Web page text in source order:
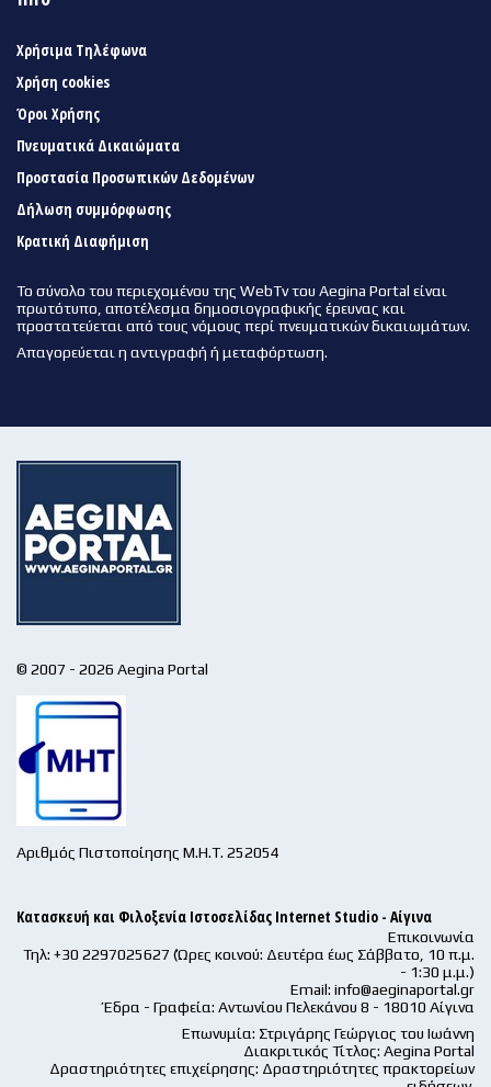
Χρήσιμα Τηλέφωνα
Χρήση cookies
Όροι Χρήσης
Πνευματικά Δικαιώματα
Προστασία Προσωπικών Δεδομένων
Δήλωση συμμόρφωσης
Κρατική Διαφήμιση
Το σύνολο του περιεχομένου της WebTv του Aegina Portal είναι
πρωτότυπο, αποτέλεσμα δημοσιογραφικής έρευνας και
προστατεύεται από τους νόμους περί πνευματικών δικαιωμάτων.
Απαγορεύεται η αντιγραφή ή μεταφόρτωση.
© 2007 - 2026 Aegina Portal
Αριθμός Πιστοποίησης Μ.Η.Τ. 252054
Κατασκευή και Φιλοξενία Ιστοσελίδας Internet Studio - Αίγινα
Επικοινωνία
Τηλ: +30 2297025627 (Ώρες κοινού: Δευτέρα έως Σάββατο, 10 π.μ.
- 1:30 μ.μ.)
Email: info@aeginaportal.gr
Έδρα - Γραφεία: Αντωνίου Πελεκάνου 8 - 18010 Αίγινα
Επωνυμία: Στριγάρης Γεώργιος του Ιωάννη
Διακριτικός Τίτλος: Aegina Portal
Δραστηριότητες επιχείρησης: Δραστηριότητες πρακτορείων